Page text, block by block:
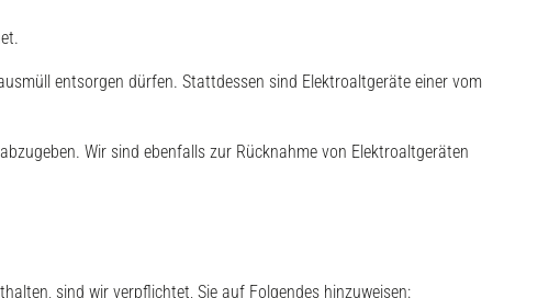
entsorgen dürfen. Stattdessen sind Elektroaltgeräte einer vom
Wir sind ebenfalls zur Rücknahme von Elektroaltgeräten
sind wir verpflichtet, Sie auf Folgendes hinzuweisen: